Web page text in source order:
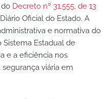
Decreto nº 31.555, de 13
Oficial do Estado. A
e normativa do
Estadual de
e a eficiência nos
viária em